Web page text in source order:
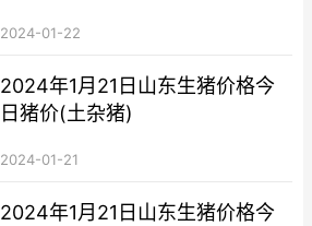
2024-01-22
2024年1月21日山东生猪价格今
日猪价(土杂猪)
2024-01-21
2024年1月21日山东生猪价格今